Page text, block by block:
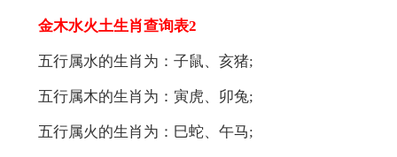
金木水火土生肖查询表2
五行属水的生肖为：子鼠、亥猪;
五行属木的生肖为：寅虎、卯兔;
五行属火的生肖为：巳蛇、午马;